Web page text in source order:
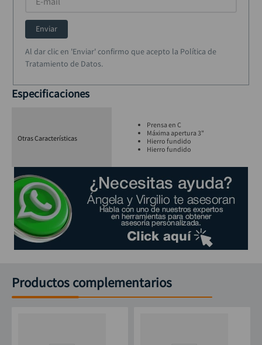
Enviar
Al dar clic en 'Enviar' confirmo que acepto la Política de
Tratamiento de Datos.
Especificaciones
Otras Características
Prensa en C
Máxima apertura 3"
Hierro fundido
Hierro fundido
Productos complementarios